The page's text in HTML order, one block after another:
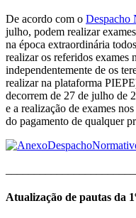
De acordo com o Despacho
julho, podem realizar
na época extraordinária
realizar os referidos exames
independentemente de os
realizar na plataforma
decorrem de 27 de julho de
e a realização de exames
do pagamento de qualquer
Atualização de pautas da